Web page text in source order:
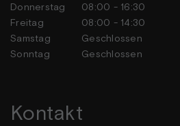
Donnerstag
08:00 - 16:30
Freitag
08:00 - 14:30
Samstag
Geschlossen
Sonntag
Geschlossen
Kontakt